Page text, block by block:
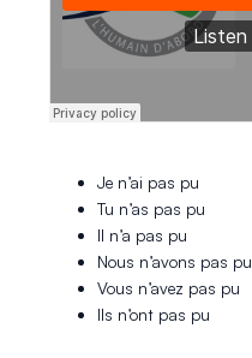
Je n’ai pas pu
Tu n’as pas pu
Il n’a pas pu
Nous n’avons pas pu
Vous n’avez pas pu
Ils n’ont pas pu